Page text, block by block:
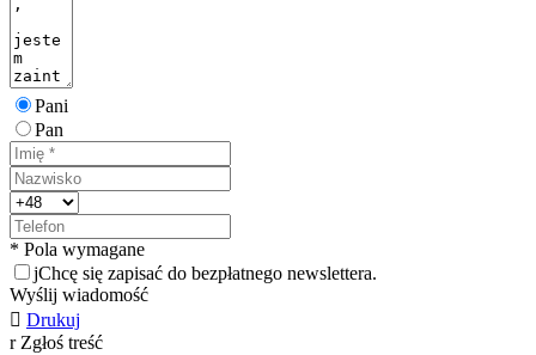
Pani
Pan
* Pola wymagane
jChcę się zapisać do bezpłatnego newslettera.
Wyślij wiadomość
 Drukuj
r Zgłoś treść